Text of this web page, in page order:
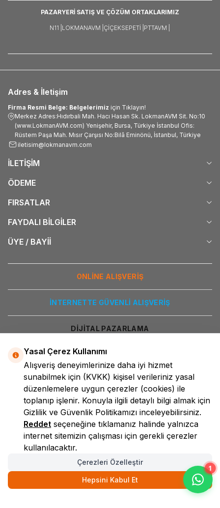
1
PAZARYERİ SATIŞ VE ÇÖZÜM ORTAKLARIMIZ
N11 | LOKMANAVM | ÇIÇEKSEPETI | PTTAVM |
Adres & İletişim
Firma Resmi Belge: Belgelerimiz için Tıklayın!
Merkez Adres:Hıdırbali Mah. Hacı Hasan Sk. LokmanAVM Sit. No:10
(www.LokmanAVM.com) Yenişehir, Bursa, Türkiye İstanbul Ofis:
Rüstem Paşa Mah. Mısır Çarşısı No:Bilâ Eminönü, İstanbul, Türkiye
iletisim@lokmanavm.com
İLETİŞİM
ÖDEME
FIRSATLAR
FAYDALI BİLGİLER
ÜYE / BAYİİ
ONLİNE ALIŞVERİŞ
İNTERNETTE GÜVENLİ ALIŞVERİŞ
DİJİTAL PAZARLAMA
LokmanAVM
Yasal Çerez Kullanımı
Alışveriş deneyimlerinize daha iyi hizmet
sunabilmek için (KVKK) kişisel verileriniz yasal
düzenlemelere uygun çerezler (cookies) ile
toplanıp işlenir. Konuyla ilgili detaylı bilgi almak için
Gizlilik ve Güvenlik Politikamızı inceleyebilirsiniz.
Reddet seçeneğine tıklamanız halinde yalnızca
internet sitemizin çalışması için gerekli çerezler
kullanılacaktır.
Çerezleri Özelleştir
Hepsini Kabul Et